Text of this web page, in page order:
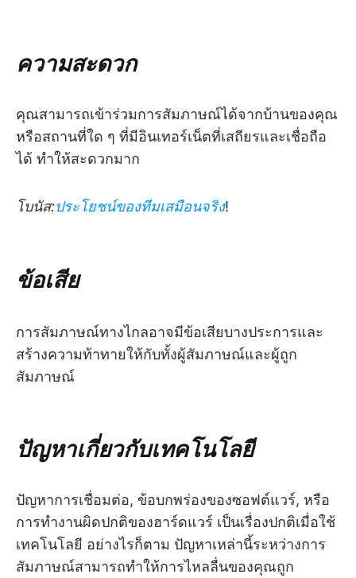
ความสะดวก
คุณสามารถเข้าร่วมการสัมภาษณ์ได้จากบ้านของคุณ
หรือสถานที่ใด ๆ ที่มีอินเทอร์เน็ตที่เสถียรและเชื่อถือ
ได้ ทำให้สะดวกมาก
โบนัส:ประโยชน์ของทีมเสมือนจริง!
ข้อเสีย
การสัมภาษณ์ทางไกลอาจมีข้อเสียบางประการและ
สร้างความท้าทายให้กับทั้งผู้สัมภาษณ์และผู้ถูก
สัมภาษณ์
ปัญหาเกี่ยวกับเทคโนโลยี
ปัญหาการเชื่อมต่อ, ข้อบกพร่องของซอฟต์แวร์, หรือ
การทำงานผิดปกติของฮาร์ดแวร์ เป็นเรื่องปกติเมื่อใช้
เทคโนโลยี อย่างไรก็ตาม ปัญหาเหล่านี้ระหว่างการ
สัมภาษณ์สามารถทำให้การไหลลื่นของคุณถูก